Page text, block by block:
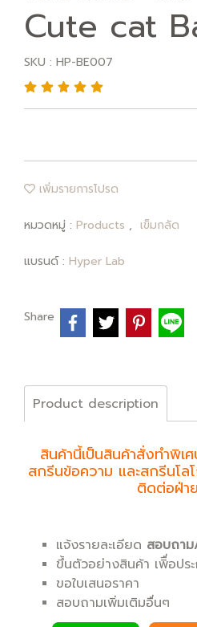
Cute cat
SKU : HP-BE007
เพิ่มรายการโปรด
หมวดหมู่ : Products , เข็มกลัด
แบรนด์ : Hyper Lab
Share
Product description
สินค้านี้เป็นสินค้าสั่งทำพิ
สกรีนข้อความ และสกรีนโ
ติดต่อฝ่า
แจ้งรายละเอียด สอบถา
ขึ้นตัวอย่างสินค้า เพิื่อปร
ขอใบเสนอราคา
สอบถามเพิ่มเติมอื่นๆ